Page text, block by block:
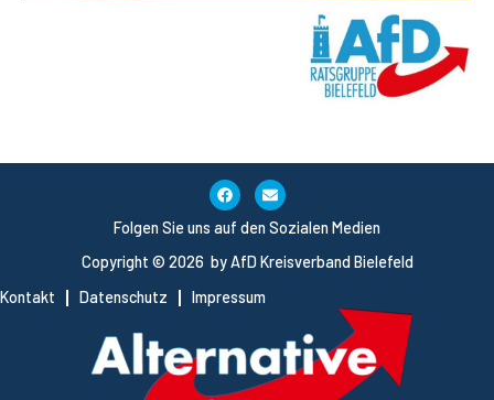
Copyright © 2026 by AfD Kreisverband Bielefeld
Kontakt
Datenschutz Impressum
Folgen Sie uns auf den Sozialen Medien